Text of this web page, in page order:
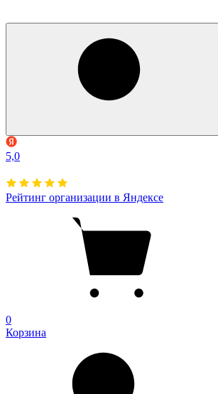
5,0
Рейтинг организации в Яндексе
0
Корзина